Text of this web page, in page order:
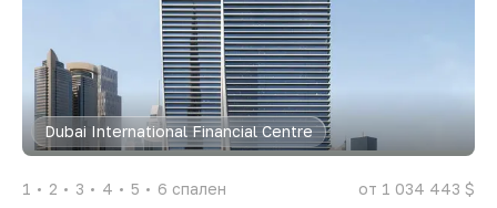
Dubai International Financial Centre
1 2 3 4 5 6 спален от 1 034 443 $